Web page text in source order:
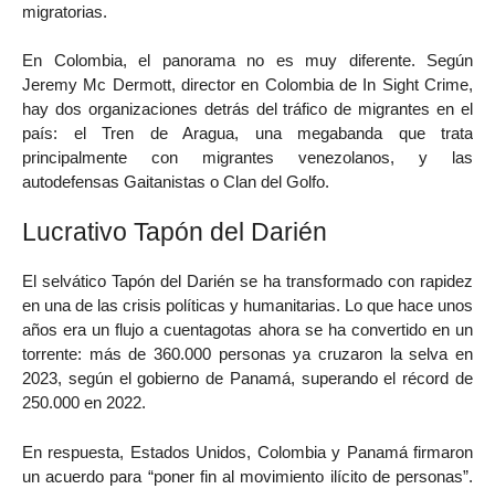
migratorias.
En Colombia, el panorama no es muy diferente. Según
Jeremy Mc Dermott, director en Colombia de In Sight Crime,
hay dos organizaciones detrás del tráfico de migrantes en el
país: el Tren de Aragua, una megabanda que trata
principalmente con migrantes venezolanos, y las
autodefensas Gaitanistas o Clan del Golfo.
Lucrativo Tapón del Darién
El selvático Tapón del Darién se ha transformado con rapidez
en una de las crisis políticas y humanitarias. Lo que hace unos
años era un flujo a cuentagotas ahora se ha convertido en un
torrente: más de 360.000 personas ya cruzaron la selva en
2023, según el gobierno de Panamá, superando el récord de
250.000 en 2022.
En respuesta, Estados Unidos, Colombia y Panamá firmaron
un acuerdo para “poner fin al movimiento ilícito de personas”.